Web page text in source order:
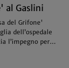
al Gaslini
del Grifone'
dell’ospedale
l’impegno per